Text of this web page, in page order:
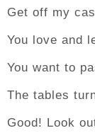
Get off my
You love and
You want to
The tables
Good! Look